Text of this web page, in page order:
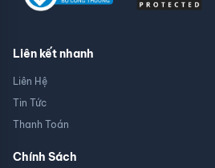
Liên kết nhanh
Liên Hệ
Tin Tức
Thanh Toán
Chính Sách